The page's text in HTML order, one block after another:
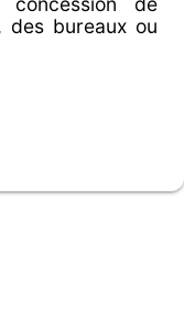
des bureaux ou